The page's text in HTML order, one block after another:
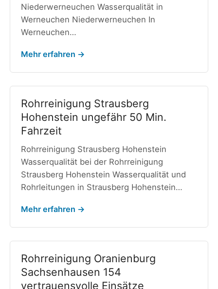
Niederwerneuchen Wasserqualität in
Werneuchen Niederwerneuchen In
Werneuchen…
Mehr erfahren →
Rohrreinigung Strausberg
Hohenstein ungefähr 50 Min.
Fahrzeit
Rohrreinigung Strausberg Hohenstein
Wasserqualität bei der Rohrreinigung
Strausberg Hohenstein Wasserqualität und
Rohrleitungen in Strausberg Hohenstein…
Mehr erfahren →
Rohrreinigung Oranienburg
Sachsenhausen 154
vertrauensvolle Einsätze